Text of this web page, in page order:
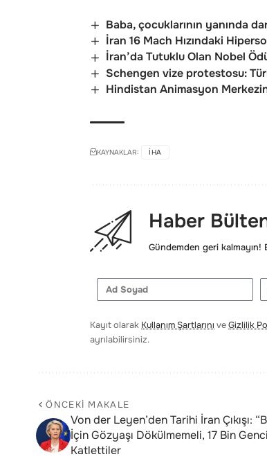
Baba, çocuklarının yanında
İran 16 Mach Hızındaki
İran’da Tutuklu Olan Nobel
Schengen vize protestosu:
Hindistan Animasyon
KAYNAKLAR: IHA
Haber
Gündemden geri
Kayıt olarak Kullanım Şartlarını veGizlilik
ayrılabilirsiniz.
ÖNCEKI MAKALE
Von der Leyen’den Tarihi İran Çıkışı:
İçin Gözyaşı Dökülmemeli, 17 Bin Genci
Katlettiler